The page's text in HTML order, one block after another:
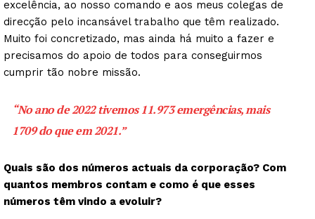
excelência, ao nosso comando e aos meus colegas de
direcção pelo incansável trabalho que têm realizado.
Muito foi concretizado, mas ainda há muito a fazer e
precisamos do apoio de todos para conseguirmos
cumprir tão nobre missão.
“No ano de 2022 tivemos 11.973 emergências, mais
1709 do que em 2021.”
Quais são dos números actuais da corporação? Com
quantos membros contam e como é que esses
números têm vindo a evoluir?